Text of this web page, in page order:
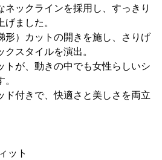
ネックラインを採用し、すっきり
ました。
形）カットの開きを施し、さりげ
スタイルを演出。
トが、動きの中でも女性らしいシ
ド付きで、快適さと美しさを両立
ット